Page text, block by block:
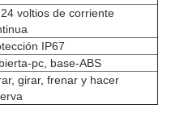
voltios de corriente
IP67
pc, base-ABS
girar, frenar y hacer